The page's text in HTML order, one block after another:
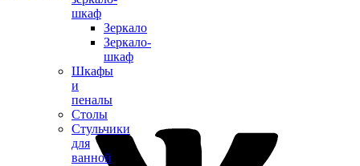
шкаф
Зеркало
Зеркало-
шкаф
Шкафы
и
пеналы
Столы
Стульчики
для
ванной